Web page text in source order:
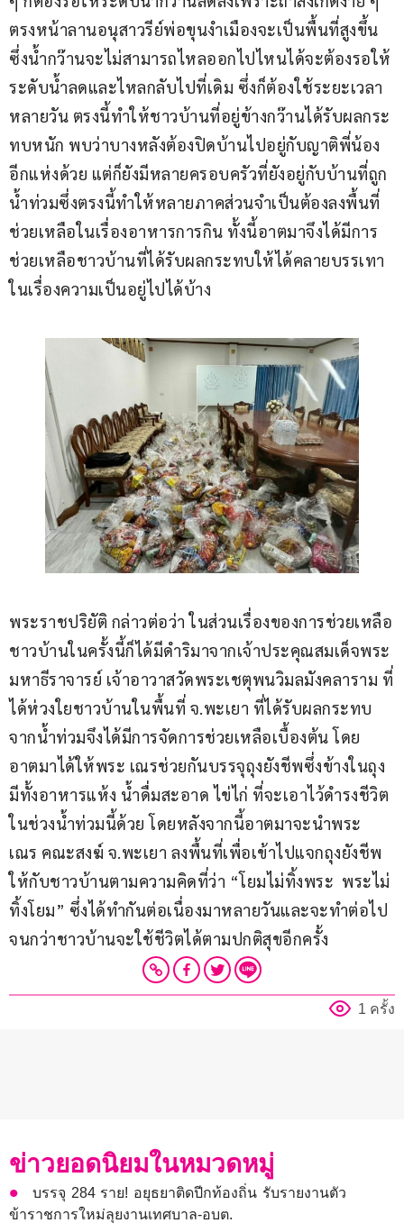
ตรงหน้าลานอนุสาวรีย์พ่อขุนงำเมืองจะเป็นพื้นที่สูงขึ้น
ซึ่งน้ำกว๊านจะไม่สามารถไหลออกไปไหนได้จะต้องรอให้
ระดับน้ำลดและไหลกลับไปที่เดิม ซึ่งก็ต้องใช้ระยะเวลา
หลายวัน ตรงนี้ทำให้ชาวบ้านที่อยู่ข้างกว๊านได้รับผลกระ
ทบหนัก พบว่าบางหลังต้องปิดบ้านไปอยู่กับญาติพี่น้อง
อีกแห่งด้วย แต่ก็ยังมีหลายครอบครัวที่ยังอยู่กับบ้านที่ถูก
น้ำท่วมซึ่งตรงนี้ทำให้หลายภาคส่วนจำเป็นต้องลงพื้นที่
ช่วยเหลือในเรื่องอาหารการกิน ทั้งนี้อาตมาจึงได้มีการ
ช่วยเหลือชาวบ้านที่ได้รับผลกระทบให้ได้คลายบรรเทา
ในเรื่องความเป็นอยู่ไปได้บ้าง
พระราชปริยัติ กล่าวต่อว่า ในส่วนเรื่องของการช่วยเหลือ
ชาวบ้านในครั้งนี้ก็ได้มีดำริมาจากเจ้าประคุณสมเด็จพระ
มหาธีราจารย์ เจ้าอาวาสวัดพระเชตุพนวิมลมังคลาราม ที่
ได้ห่วงใยชาวบ้านในพื้นที่ จ.พะเยา ที่ได้รับผลกระทบ
จากน้ำท่วมจึงได้มีการจัดการช่วยเหลือเบื้องต้น โดย
อาตมาได้ให้พระ เณรช่วยกันบรรจุถุงยังชีพซึ่งข้างในถุง
มีทั้งอาหารแห้ง น้ำดื่มสะอาด ไข่ไก่ ที่จะเอาไว้ดำรงชีวิต
ในช่วงน้ำท่วมนี้ด้วย โดยหลังจากนี้อาตมาจะนำพระ
เณร คณะสงฆ์ จ.พะเยา ลงพื้นที่เพื่อเข้าไปแจกถุงยังชีพ
ให้กับชาวบ้านตามความคิดที่ว่า “โยมไม่ทิ้งพระ  พระไม่
ทิ้งโยม” ซึ่งได้ทำกันต่อเนื่องมาหลายวันและจะทำต่อไป
จนกว่าชาวบ้านจะใช้ชีวิตได้ตามปกติสุขอีกครั้ง
1 ครั้ง
ข่าวยอดนิยมในหมวดหมู่
บรรจุ 284 ราย! อยุธยาติดปีกท้องถิ่น รับรายงานตัว
ข้าราชการใหม่ลุยงานเทศบาล-อบต.